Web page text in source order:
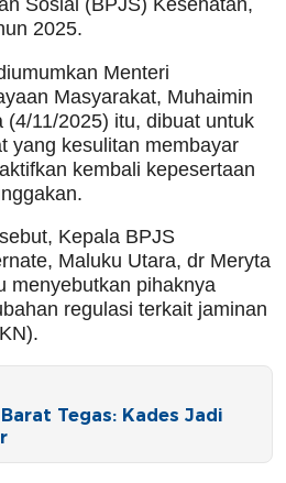
Sosial (BPJS) Kesehatan,
2025.
Menteri
Masyarakat, Muhaimin
(4/11/2025) itu, dibuat untuk
yang kesulitan membayar
kembali kepesertaan
Kepala BPJS
Maluku Utara, dr Meryta
menyebutkan pihaknya
regulasi terkait jaminan
Tegas: Kades Jadi